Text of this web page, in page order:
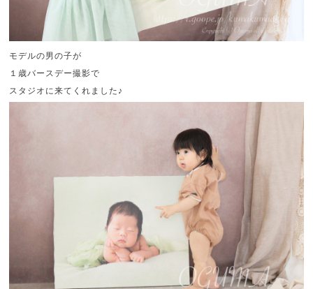
モデルの男の子が
１歳バースデー撮影で
スタジオに来てくれました♪